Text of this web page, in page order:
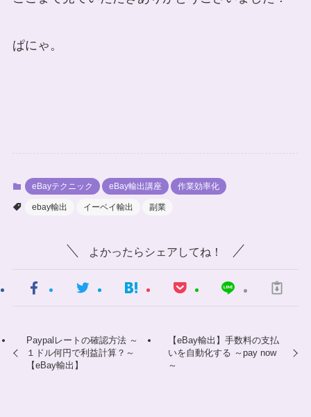
ぱにゃ。
eBayテクニック eBay輸出講座 作業効率化
ebay輸出 イーベイ輸出 副業
よかったらシェアしてね！
Paypalレートの確認方法 ～
１ドル何円で利益計算？～
【eBay輸出】
【eBay輸出】手数料の支払
いを自動化する ～pay now
～